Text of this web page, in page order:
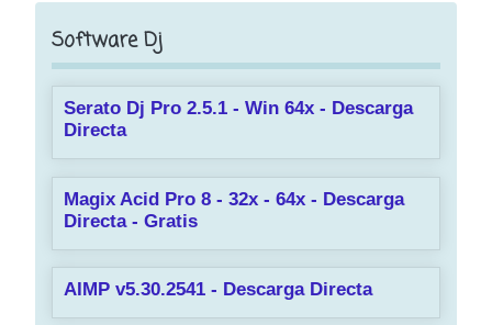
Software Dj
Serato Dj Pro 2.5.1 - Win 64x - Descarga
Directa
Magix Acid Pro 8 - 32x - 64x - Descarga
Directa - Gratis
AIMP v5.30.2541 - Descarga Directa